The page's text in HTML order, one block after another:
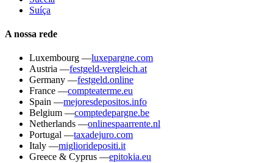
Suíça
A nossa rede
Luxembourg —luxepargne.com
Austria —festgeld-vergleich.at
Germany —festgeld.online
France —compteaterme.eu
Spain —mejoresdepositos.info
Belgium —comptedepargne.be
Netherlands —onlinespaarrente.nl
Portugal —taxadejuro.com
Italy —miglioridepositi.it
Greece & Cyprus —epitokia.eu